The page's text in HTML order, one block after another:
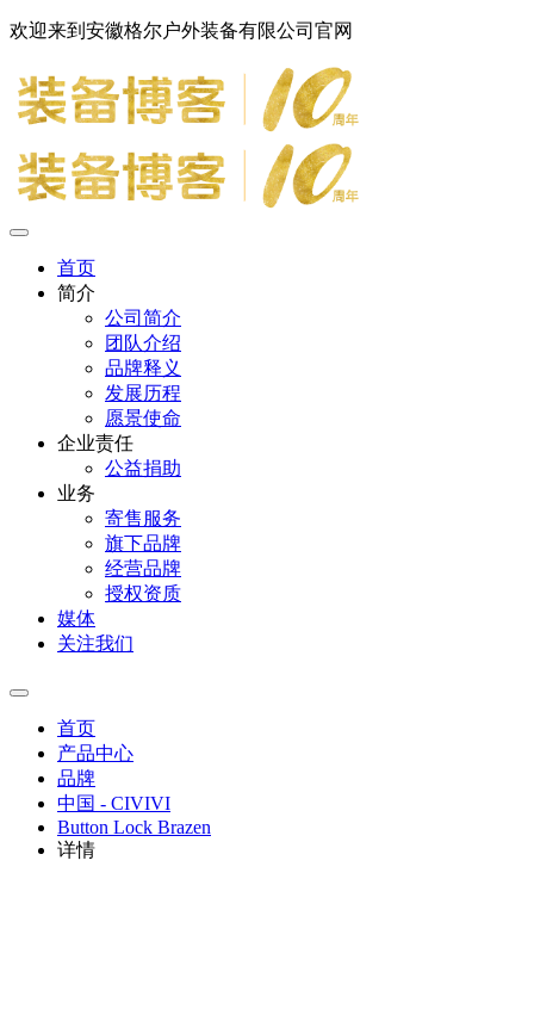
欢迎来到安徽格尔户外装备有限公司官网
首页
简介
公司简介
团队介绍
品牌释义
发展历程
愿景使命
企业责任
公益捐助
业务
寄售服务
旗下品牌
经营品牌
授权资质
媒体
关注我们
首页
产品中心
品牌
中国 - CIVIVI
Button Lock Brazen
详情